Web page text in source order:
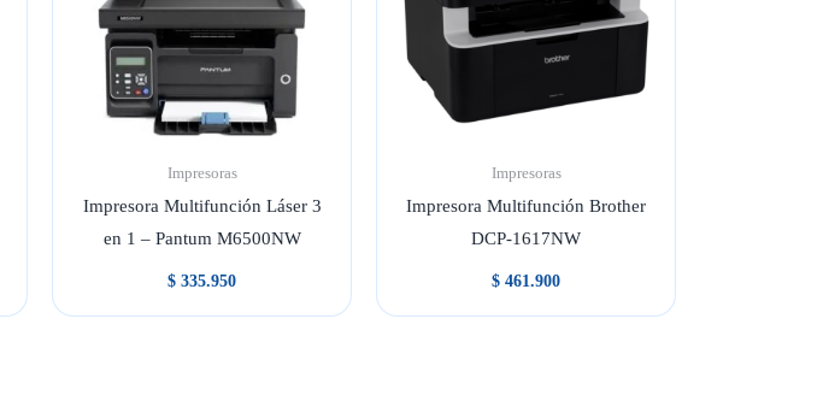
Impresoras
Impresora Multifunción Láser 3
en 1 – Pantum M6500NW
$ 335.950
Impresoras
Impresora Multifunción Brother
DCP-1617NW
$ 461.900